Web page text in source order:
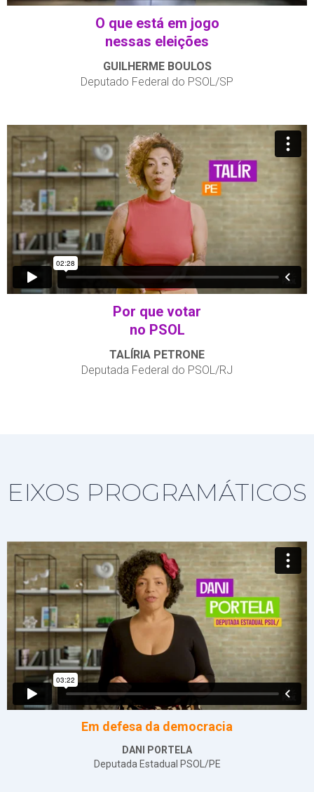
O que está em jogo
nessas eleições
GUILHERME BOULOS
Deputado Federal do PSOL/SP
Por que votar
no PSOL
TALÍRIA PETRONE
Deputada Federal do PSOL/RJ
EIXOS PROGRAMÁTICOS
Em defesa da democracia
DANI PORTELA
Deputada Estadual PSOL/PE